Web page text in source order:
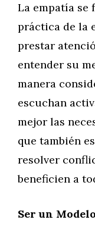
La empatía se
práctica de la
prestar
entender su
manera
escuchan
mejor las
que también
resolver
beneficien a
Ser un